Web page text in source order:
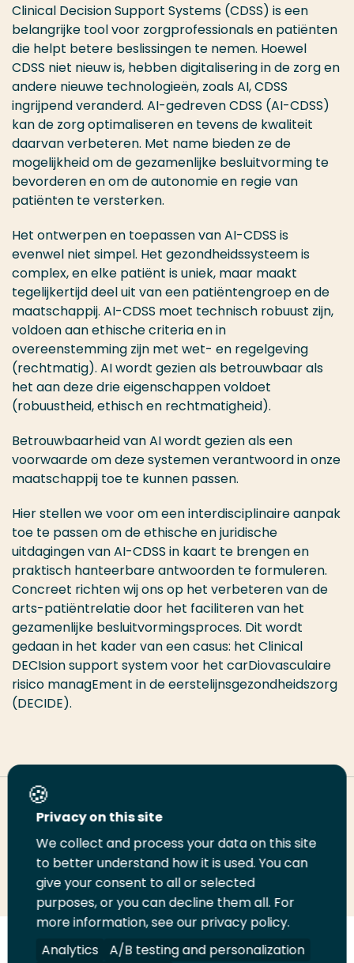
Clinical Decision Support Systems (CDSS) is een
belangrijke tool voor zorgprofessionals en patiënten
die helpt betere beslissingen te nemen. Hoewel
CDSS niet nieuw is, hebben digitalisering in de zorg en
andere nieuwe technologieën, zoals AI, CDSS
ingrijpend veranderd. AI-gedreven CDSS (AI-CDSS)
kan de zorg optimaliseren en tevens de kwaliteit
daarvan verbeteren. Met name bieden ze de
mogelijkheid om de gezamenlijke besluitvorming te
bevorderen en om de autonomie en regie van
patiënten te versterken.
Het ontwerpen en toepassen van AI-CDSS is
evenwel niet simpel. Het gezondheidssysteem is
complex, en elke patiënt is uniek, maar maakt
tegelijkertijd deel uit van een patiëntengroep en de
maatschappij. AI-CDSS moet technisch robuust zijn,
voldoen aan ethische criteria en in
overeenstemming zijn met wet- en regelgeving
(rechtmatig). AI wordt gezien als betrouwbaar als
het aan deze drie eigenschappen voldoet
(robuustheid, ethisch en rechtmatigheid).
Betrouwbaarheid van AI wordt gezien als een
voorwaarde om deze systemen verantwoord in onze
maatschappij toe te kunnen passen.
Hier stellen we voor om een interdisciplinaire aanpak
toe te passen om de ethische en juridische
uitdagingen van AI-CDSS in kaart te brengen en
praktisch hanteerbare antwoorden te formuleren.
Concreet richten wij ons op het verbeteren van de
arts-patiëntrelatie door het faciliteren van het
gezamenlijke besluitvormingsproces. Dit wordt
gedaan in het kader van een casus: het Clinical
DECIsion support system voor het carDiovasculaire
risico managEment in de eerstelijnsgezondheidszorg
(DECIDE).
Deel deze pagina
Deel
LinkedIn
Deel
op
Twitter
Deel
op
Facebook
Email
deze
pagina
Print
deze
pagina
VolgVolgVolgVolg
Privacy on this site
We collect and process your data on this site
to better understand how it is used. You can
give your consent to all or selected
purposes, or you can decline them all. For
more information, see our privacy policy.
Analytics
A/B testing and personalization